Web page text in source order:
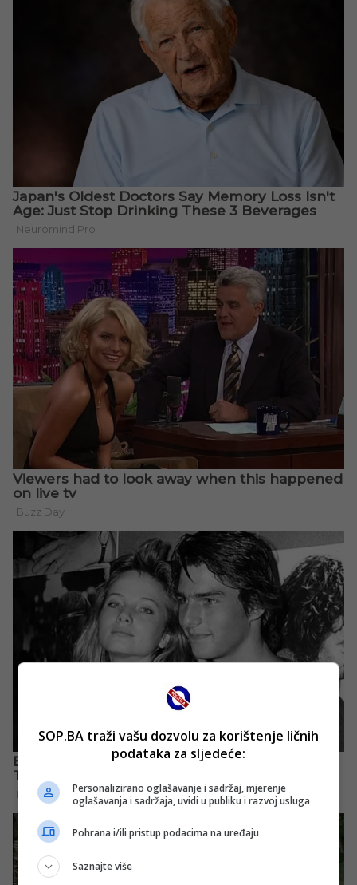
SOP.BA traži vašu dozvolu za korištenje ličnih
podataka za sljedeće:
Personalizirano oglašavanje i sadržaj, mjerenje
oglašavanja i sadržaja, uvidi u publiku i razvoj usluga
Pohrana i/ili pristup podacima na uređaju
Saznajte više